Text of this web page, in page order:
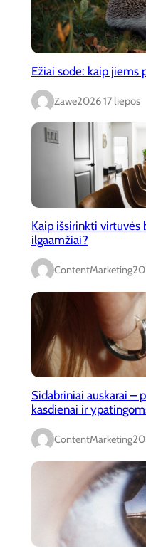
Ežiai sode: kaip jiems
Zawe2026 17 liepos
Kaip išsirinkti virtuvės
ilgaamžiai?
ContentMarketing
Sidabriniai auskarai –
kasdienai ir
ContentMarketing